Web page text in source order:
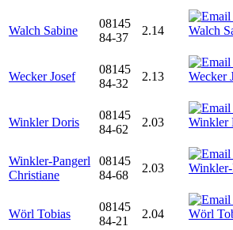
Walch Sabine
08145
84-37
2.14
Wecker Josef
08145
84-32
2.13
Winkler Doris
08145
84-62
2.03
Winkler-Pangerl
Christiane
08145
84-68
2.03
Wörl Tobias
08145
84-21
2.04